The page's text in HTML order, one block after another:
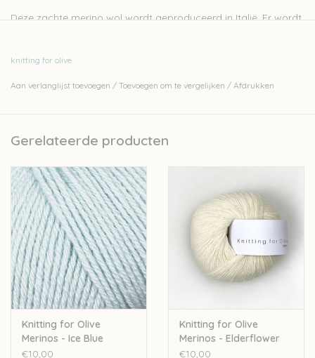
Deze zachte merino wol wordt geproduceerd in Italië. Er wordt
50gr – 250m
Stekenverhouding 10cm: 28st
100% merinowol - Oeko-Tex Standard 100
Handwas
Let op: de kleur op beeld kan afwijken van de werkelijke kleur.
knitting for olive
Aan verlanglijst toevoegen / Toevoegen om te vergelijken / Afdrukken
Gerelateerde producten
Knitting for Olive
Merinos - Ice Blue
€10,00
Knitting for Olive
Merinos - Elderflower
€10,00